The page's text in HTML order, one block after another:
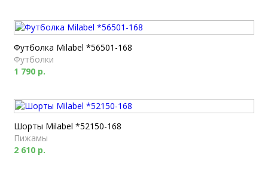
Футболка Milabel *56501-168
Футболки
1 790 р.
Шорты Milabel *52150-168
Пижамы
2 610 р.